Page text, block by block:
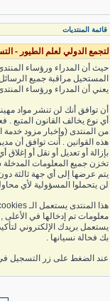
قائمة المنتديات
الدولي لعلم الطيور -
حيث أن المدراء ورؤساء
المستحيل مراقبة جميع
يعني أن المدراء ورؤساء
أن توافق أنك لن تنشر مواد
أي نوع يخالف القانون
من المنتدى (وإخبار مزود
هذه القوانين . أنت توافق أن
بإزالة أو تعديل أو نقل أو
تخزن جميع المعلومات
يتم عرضها إلى أي جهة ثالثة
لن يتحملوا المسؤولية لأي
معلومات تم إدخالها في
يستعمل بريدك الإلكتروني
بك فحالة نسيانها .
عند الضغط على زر التسجيل في